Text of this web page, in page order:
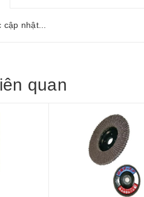
nhật...
quan